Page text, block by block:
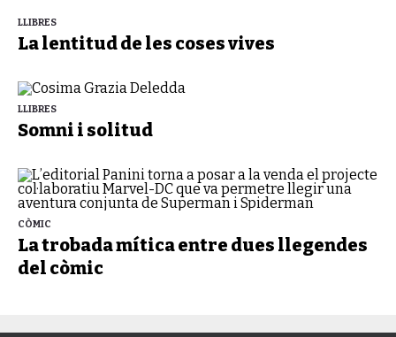
LLIBRES
La lentitud de les coses vives
LLIBRES
Somni i solitud
CÒMIC
La trobada mítica entre dues llegendes
del còmic